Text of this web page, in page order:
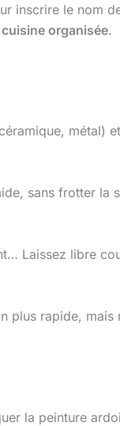
inscrire le nom
cuisine organisée.
métal)
sans frotter la
Laissez libre
plus rapide,
la peinture